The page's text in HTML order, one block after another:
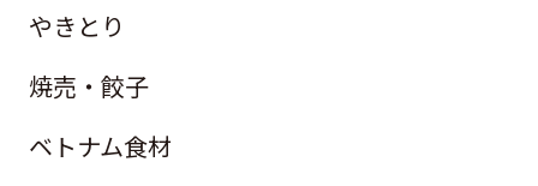
やきとり
焼売・餃子
ベトナム食材